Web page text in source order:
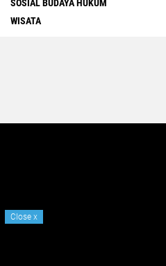
SOSIAL BUDAYA HUKUM
WISATA
Close x